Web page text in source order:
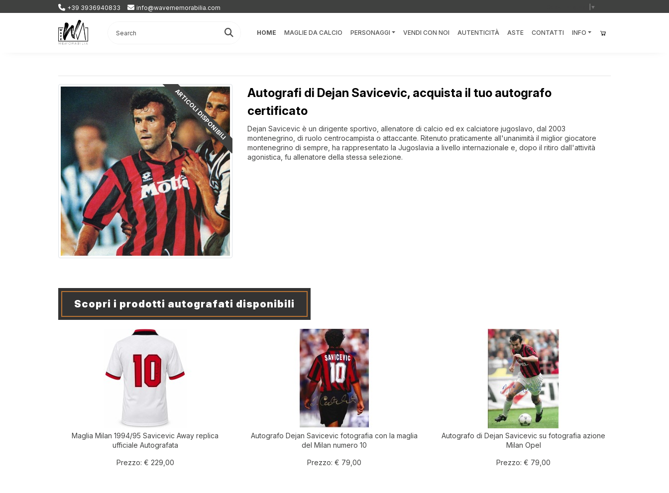
+39 3936940833 info@wavememorabilia.com ▼
HOME MAGLIE DA CALCIO PERSONAGGI VENDI CON NOI AUTENTICITÀ ASTE CONTATTI INFO
ARTICOLI DISPONIBILI
Autografi di Dejan Savicevic, acquista il tuo autografo
certificato
Dejan Savicevic è un dirigente sportivo, allenatore di calcio ed ex calciatore jugoslavo, dal 2003
montenegrino, di ruolo centrocampista o attaccante. Ritenuto praticamente all'unanimità il miglior giocatore
montenegrino di sempre, ha rappresentato la Jugoslavia a livello internazionale e, dopo il ritiro dall'attività
agonistica, fu allenatore della stessa selezione.
Scopri i prodotti autografati disponibili
Maglia Milan 1994/95 Savicevic Away replica
ufficiale Autografata
Prezzo: € 229,00
Autografo Dejan Savicevic fotografia con la maglia
del Milan numero 10
Prezzo:€ 79,00
Autografo di Dejan Savicevic su fotografia azione
Milan Opel
Prezzo:€ 79,00